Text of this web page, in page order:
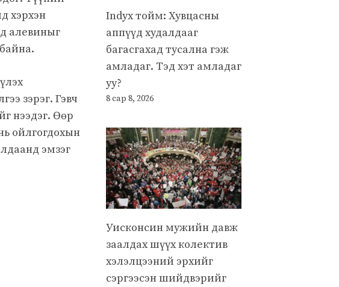
хэрхэн
алевиныг
зэрэг. Гэвч
нээдэг. Өөр
ойлгогдохын
эмзэг
Indyx тойм: Хувцасны
аппүүд худалдааг
багасгахад тусална гэж
амладаг. Тэд хэт амладаг
уу?
8 сар 8, 2026
Уисконсин мужийн давж
заалдах шүүх колектив
хэлэлцээний эрхийг
сэргээсэн шийдвэрийг